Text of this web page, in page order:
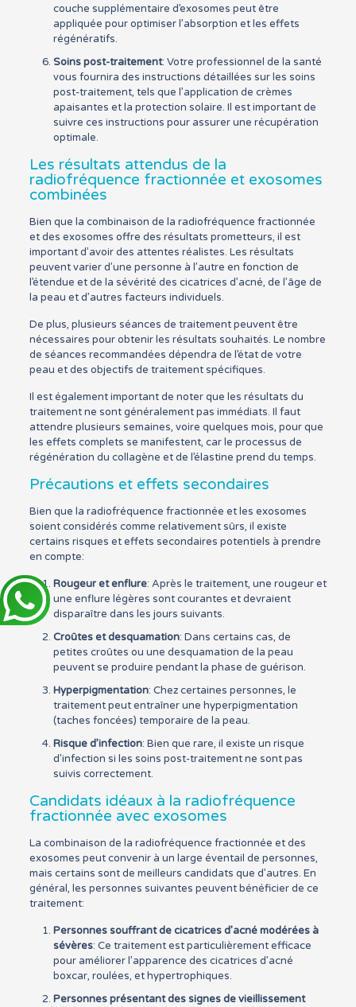
couche supplémentaire d’exosomes peut être
appliquée pour optimiser l’absorption et les effets
régénératifs.
Soins post-traitement: Votre professionnel de la santé
vous fournira des instructions détaillées sur les soins
post-traitement, tels que l’application de crèmes
apaisantes et la protection solaire. Il est important de
suivre ces instructions pour assurer une récupération
optimale.
Les résultats attendus de la
radiofréquence fractionnée et exosomes
combinées
Bien que la combinaison de la radiofréquence fractionnée
et des exosomes offre des résultats prometteurs, il est
important d’avoir des attentes réalistes. Les résultats
peuvent varier d’une personne à l’autre en fonction de
l’étendue et de la sévérité des cicatrices d’acné, de l’âge de
la peau et d’autres facteurs individuels.
De plus, plusieurs séances de traitement peuvent être
nécessaires pour obtenir les résultats souhaités. Le nombre
de séances recommandées dépendra de l’état de votre
peau et des objectifs de traitement spécifiques.
Il est également important de noter que les résultats du
traitement ne sont généralement pas immédiats. Il faut
attendre plusieurs semaines, voire quelques mois, pour que
les effets complets se manifestent, car le processus de
régénération du collagène et de l’élastine prend du temps.
Précautions et effets secondaires
Bien que la radiofréquence fractionnée et les exosomes
soient considérés comme relativement sûrs, il existe
certains risques et effets secondaires potentiels à prendre
en compte:
Rougeur et enflure: Après le traitement, une rougeur et
une enflure légères sont courantes et devraient
disparaître dans les jours suivants.
Croûtes et desquamation: Dans certains cas, de
petites croûtes ou une desquamation de la peau
peuvent se produire pendant la phase de guérison.
Hyperpigmentation: Chez certaines personnes, le
traitement peut entraîner une hyperpigmentation
(taches foncées) temporaire de la peau.
Risque d’infection: Bien que rare, il existe un risque
d’infection si les soins post-traitement ne sont pas
suivis correctement.
Candidats idéaux à la radiofréquence
fractionnée avec exosomes
La combinaison de la radiofréquence fractionnée et des
exosomes peut convenir à un large éventail de personnes,
mais certains sont de meilleurs candidats que d’autres. En
général, les personnes suivantes peuvent bénéficier de ce
traitement:
Personnes souffrant de cicatrices d’acné modérées à
sévères: Ce traitement est particulièrement efficace
pour améliorer l’apparence des cicatrices d’acné
boxcar, roulées, et hypertrophiques.
Personnes présentant des signes de vieillissement